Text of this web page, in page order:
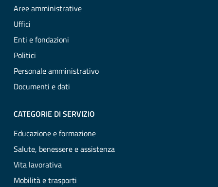
Aree amministrative
Uffici
Enti e fondazioni
Politici
Personale amministrativo
Documenti e dati
CATEGORIE DI SERVIZIO
Educazione e formazione
Salute, benessere e assistenza
Vita lavorativa
Mobilità e trasporti